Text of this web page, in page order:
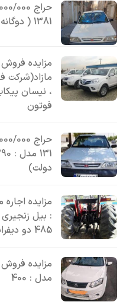
1381 ( دوگانه سوز)
مازاد(شرکت
، نیسان
فوتون
دولت)
مزایده
: بیل زنجیری
485 دو دیفرانسیل
مزایده
مدل : 400